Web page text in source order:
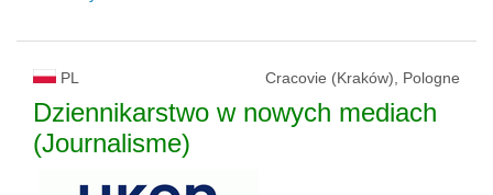
PL Cracovie (Kraków), Pologne
Dziennikarstwo w nowych mediach
(Journalisme)